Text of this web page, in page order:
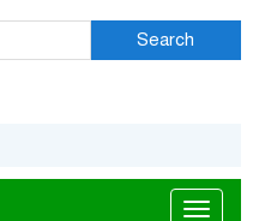
Search